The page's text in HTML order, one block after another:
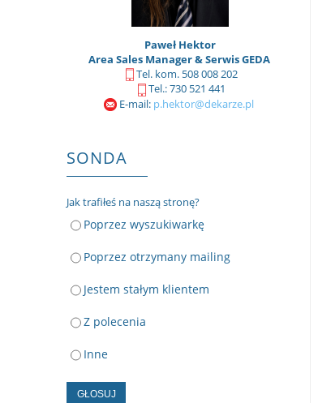
Paweł Hektor
Area Sales Manager & Serwis GEDA
Tel. kom. 508 008 202
Tel.: 730 521 441
E-mail: p.hektor@dekarze.pl
SONDA
Jak trafiłeś na naszą stronę?
Poprzez wyszukiwarkę
Poprzez otrzymany mailing
Jestem stałym klientem
Z polecenia
Inne
GŁOSUJ